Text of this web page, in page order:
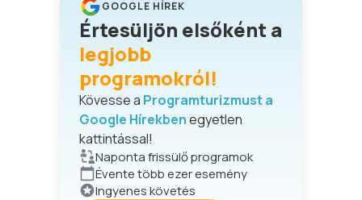
GOOGLE HÍREK
Értesüljön elsőként a
legjobb
programokról!
Kövesse a Programturizmust a
Google Hírekbenegyetlen
kattintással!
Naponta frissülő programok
Évente több ezer esemény
Ingyenes követés